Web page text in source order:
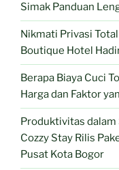
Simak Panduan
Nikmati Privasi
Boutique Hotel
Berapa Biaya Cuci
Harga dan Faktor
Produktivitas dalam
Cozzy Stay Rilis
Pusat Kota Bogor